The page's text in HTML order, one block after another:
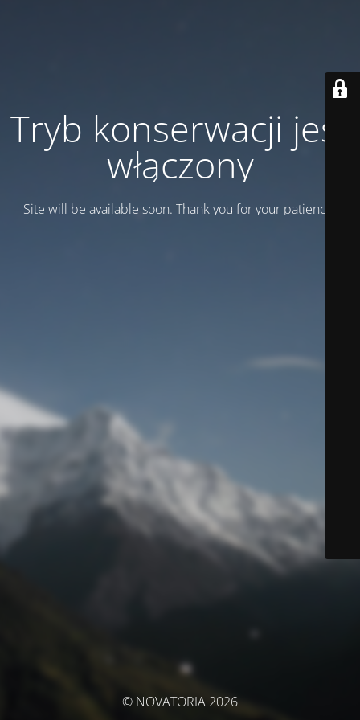
Tryb konserwacji jest
włączony
Site will be available soon. Thank you for your patience!
© NOVATORIA 2026